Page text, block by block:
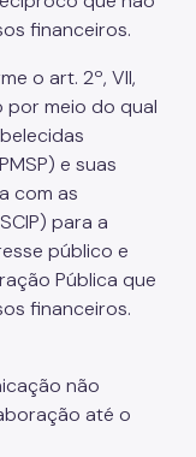
financeiros.
o art. 2º, VII,
por meio do qual
e suas
com as
para a
público e
Pública que
financeiros.
não
até o